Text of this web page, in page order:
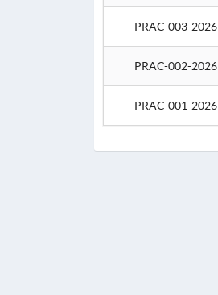
PRAC-003-2026
PRAC-002-2026
PRAC-001-2026